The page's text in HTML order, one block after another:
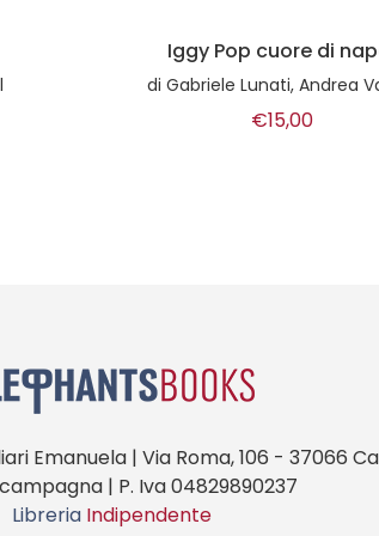
Born on the
diMaurizio Galli, Aldo
€25,00
Emanuela | Via Roma, 106 - 37066
| P. Iva 04829890237
Libreria Indipendente